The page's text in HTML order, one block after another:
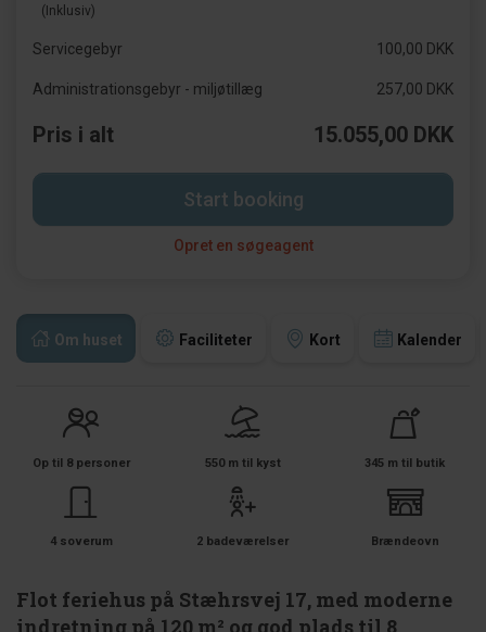
Om huset Faciliteter Kort Kalender
Op til 8 personer 550 m til kyst 345 m til butik
4 soverum 2 badeværelser Brændeovn
Flot feriehus på Stæhrsvej 17, med moderne
indretning på 120 m² og god plads til 8
(Inklusiv)
Servicegebyr 100,00 DKK
Administrationsgebyr - miljøtillæg 257,00 DKK
Pris i alt 15.055,00 DKK
Start booking
Opret en søgeagent